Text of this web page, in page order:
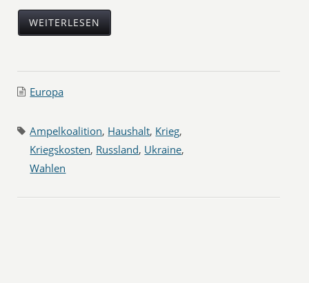
WEITERLESEN
Europa
Ampelkoalition, Haushalt, Krieg,
Kriegskosten, Russland, Ukraine,
Wahlen